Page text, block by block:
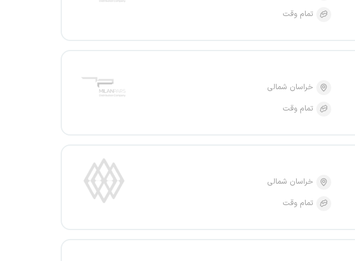
تمام وقت
خراسان شمالی
تمام وقت
خراسان شمالی
تمام وقت